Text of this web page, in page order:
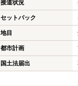
接道状況
セットバック
地目
都市計画
国土法届出